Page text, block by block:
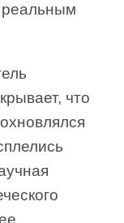
что